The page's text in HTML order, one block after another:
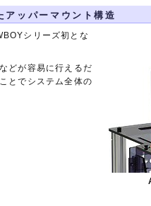
アッパーマウント構造
シリーズ初とな
どが容易に行えるだ
とでシステム全体の